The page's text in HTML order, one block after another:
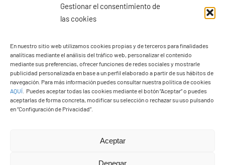
Gestionar el consentimiento de
las cookies
En nuestro sitio web utilizamos cookies propias y de terceros para finalidades
analíticas mediante el análisis del tráfico web, personalizar el contenido
mediante sus preferencias, ofrecer funciones de redes sociales y mostrarle
publicidad personalizada en base a un perfil elaborado a partir de sus hábitos de
navegación. Para más información puedes consultar nuestra política de cookies
AQUÍ
Puedes aceptar todas las cookies mediante el botón “Aceptar” o puedes
aceptarlas de forma concreta, modificar su selección o rechazar su uso pulsando
en “Configuración de Privacidad”.
Aceptar
Denegar
Pza. de Los Remedios, 1
35570 – Yaiza
Tel:928 83 62 20
© Copyright2026 Ayuntamiento de Yaiza - Todos los